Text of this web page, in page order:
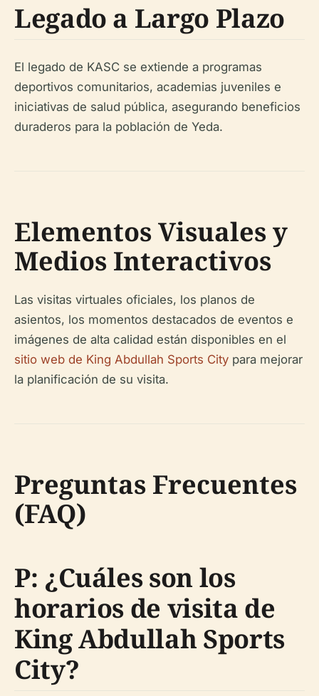
Legado a Largo Plazo
El legado de KASC se extiende a programas
deportivos comunitarios, academias juveniles e
iniciativas de salud pública, asegurando beneficios
duraderos para la población de Yeda.
Elementos Visuales y
Medios Interactivos
Las visitas virtuales oficiales, los planos de
asientos, los momentos destacados de eventos e
imágenes de alta calidad están disponibles en el
sitio web de King Abdullah Sports City para mejorar
la planificación de su visita.
Preguntas Frecuentes
(FAQ)
P: ¿Cuáles son los
horarios de visita de
King Abdullah Sports
City?